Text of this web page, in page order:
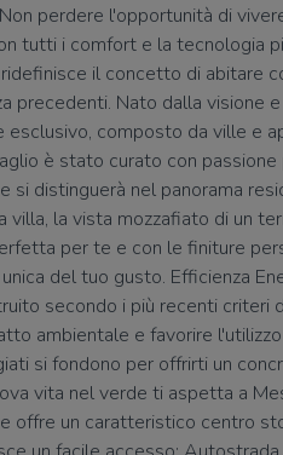
perdere l'opportunità di
tutti i comfort e la tecnologia
ridefinisce il concetto di abitare
precedenti. Nato dalla visione
esclusivo, composto da ville e
è stato curato con
distinguerà nel panorama
la vista mozzafiato di un
per te e con le finiture
del tuo gusto. Efficienza
secondo i più recenti
ambientale e favorire
si fondono per offrirti un
vita nel verde ti aspetta a
offre un caratteristico centro